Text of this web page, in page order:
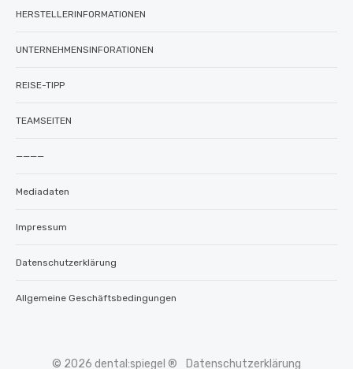
HERSTELLERINFORMATIONEN
UNTERNEHMENSINFORATIONEN
REISE-TIPP
TEAMSEITEN
————
Mediadaten
Impressum
Datenschutzerklärung
Allgemeine Geschäftsbedingungen
© 2026 dental:spiegel ® Datenschutzerklärung